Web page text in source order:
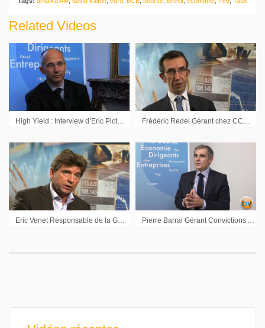
Related Videos
High Yield : Interview d’Eric Pictet Directeur Bureau Paris Muzinich & Co Frédéric Redel Gérant chez CCR AM